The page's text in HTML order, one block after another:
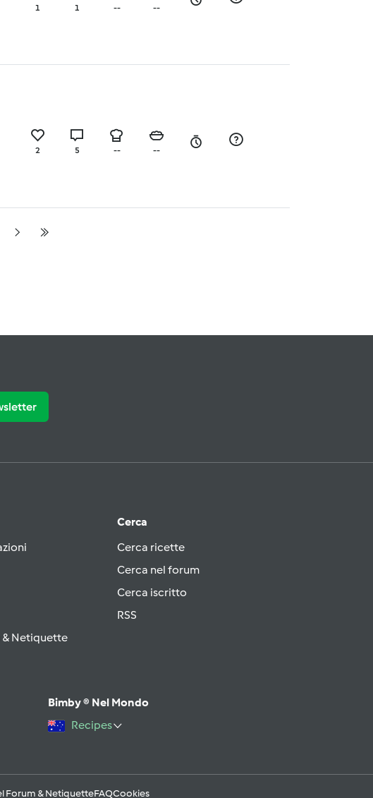
1 1 -- --
2 5 -- --
& Netiquette
Cerca
Cerca ricette
Cerca nel forum
Cerca iscritto
RSS
Bimby ® Nel Mondo
Recipes
Forum & NetiquetteFAQCookies